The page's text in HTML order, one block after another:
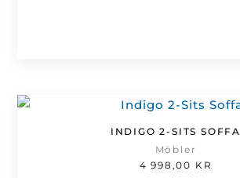
INDIGO 2-SITS SOFFA
Möbler
4 998,00 KR